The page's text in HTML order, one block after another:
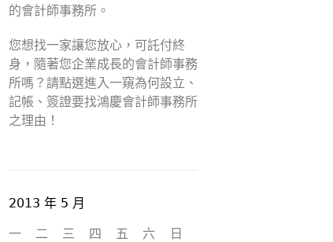
的會計師事務所。
您想找一家讓您放心，可託付終
身，隨著您企業成長的會計師事務
所嗎？請點選進入一窺為何設立、
記帳、簽證要找鴻慶會計師事務所
之理由！
2013 年 5 月
一 二 三 四 五 六
日